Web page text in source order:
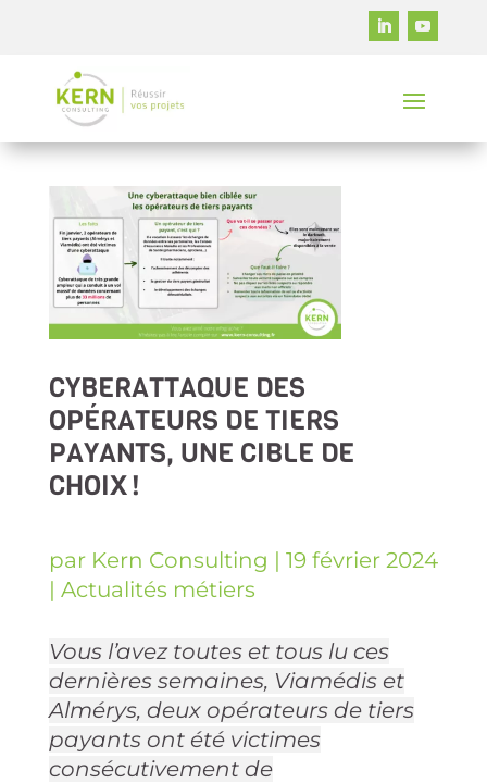
CYBERATTAQUE DES
OPÉRATEURS DE TIERS
PAYANTS, UNE CIBLE DE
CHOIX !
par Kern Consulting | 19 février 2024
| Actualités métiers
Vous l’avez toutes et tous lu ces
dernières semaines, Viamédis et
Almérys, deux opérateurs de tiers
payants ont été victimes
consécutivement de